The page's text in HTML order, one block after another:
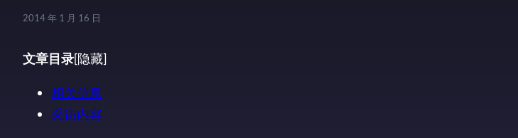
2014 年 1 月 16 日
文章目录[隐藏]
相关信息
采访内容